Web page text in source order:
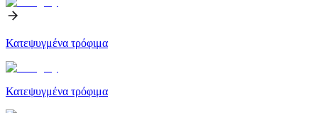
Κατεψυγμένα τρόφιμα
Κατεψυγμένα τρόφιμα